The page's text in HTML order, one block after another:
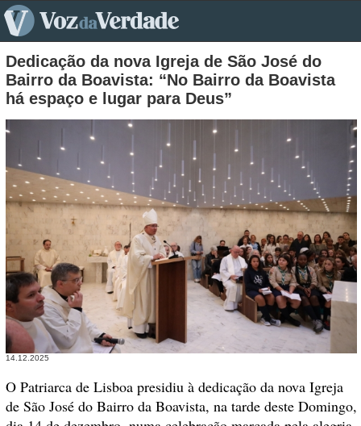
Dedicação da nova Igreja de São José do
Bairro da Boavista: “No Bairro da Boavista
há espaço e lugar para Deus”
14.12.2025
O Patriarca de Lisboa presidiu à dedicação da nova Igreja
de São José do Bairro da Boavista, na tarde deste Domingo,